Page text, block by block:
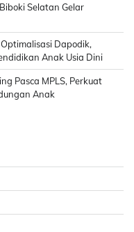
Selatan Gelar
Dapodik,
Anak Usia Dini
Pasca MPLS, Perkuat
Anak